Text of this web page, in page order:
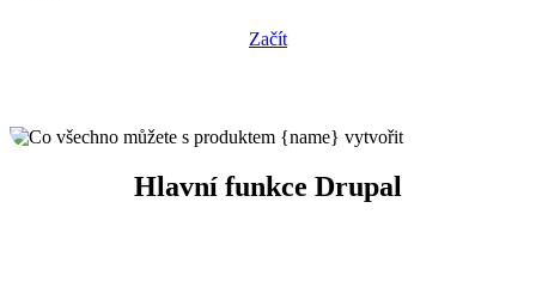
Začít
Hlavní funkce Drupal